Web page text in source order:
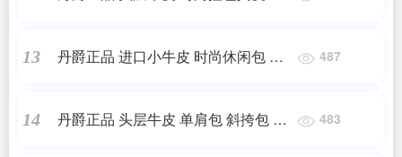
13
丹爵正品 进口小牛皮 时尚休闲包 单
487
14
丹爵正品 头层牛皮 单肩包 斜挎包 潮
483